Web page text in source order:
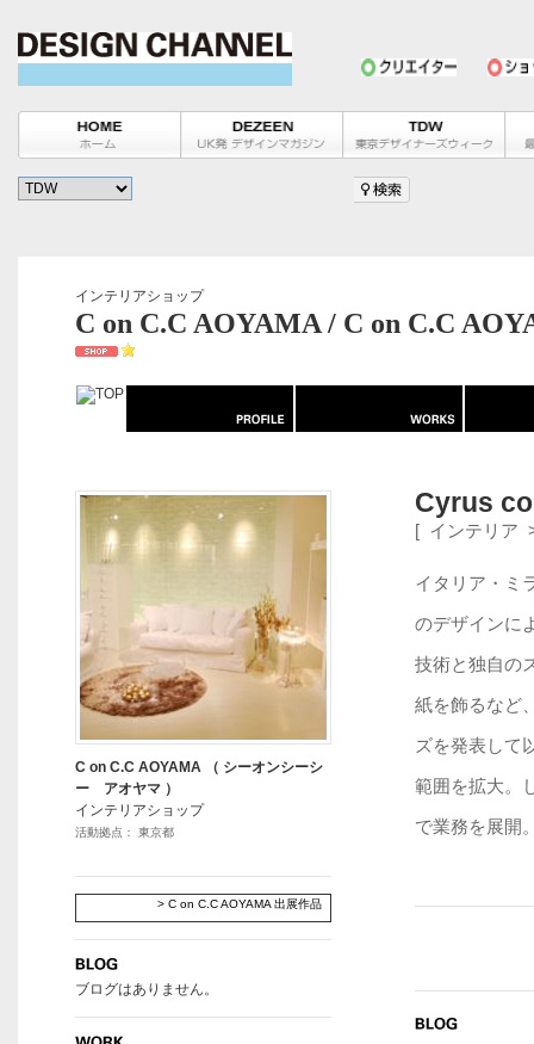
インテリアショップ
C on C.C AOYAMA / C on C.C
Cyrus
[ インテリア
イタリア・ミ
のデザインに
技術と独自の
紙を飾るなど
ズを発表して
範囲を拡大。
で業務を展開
C on C.C AOYAMA （ シーオンシーシ
ー アオヤマ ）
インテリアショップ
活動拠点： 東京都
> C on C.C AOYAMA 出展作品
ブログはありません。